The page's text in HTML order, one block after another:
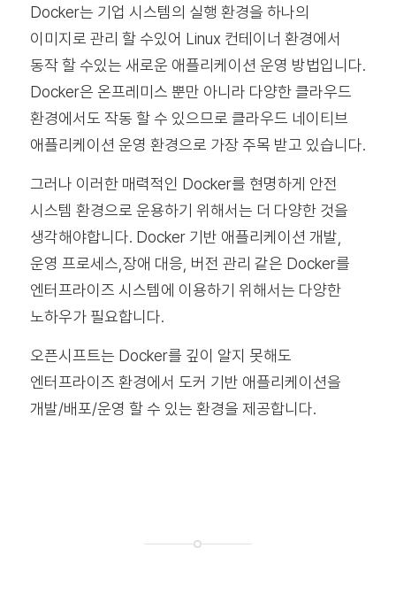
Docker는 기업 시스템의 실행 환경을 하나의
이미지로 관리 할 수있어 Linux 컨테이너 환경에서
동작 할 수있는 새로운 애플리케이션 운영 방법입니다.
Docker은 온프레미스 뿐만 아니라 다양한 클라우드
환경에서도 작동 할 수 있으므로 클라우드 네이티브
애플리케이션 운영 환경으로 가장 주목 받고 있습니다.
그러나 이러한 매력적인 Docker를 현명하게 안전
시스템 환경으로 운용하기 위해서는 더 다양한 것을
생각해야합니다. Docker 기반 애플리케이션 개발,
운영 프로세스,장애 대응, 버전 관리 같은 Docker를
엔터프라이즈 시스템에 이용하기 위해서는 다양한
노하우가 필요합니다.
오픈시프트는 Docker를 깊이 알지 못해도
엔터프라이즈 환경에서 도커 기반 애플리케이션을
개발/배포/운영 할 수 있는 환경을 제공합니다.